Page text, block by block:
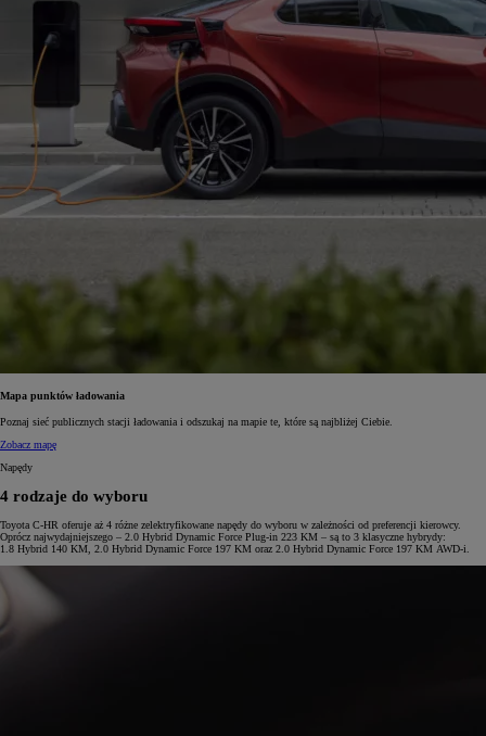
Mapa punktów ładowania
Poznaj sieć publicznych stacji ładowania i odszukaj na mapie te, które są najbliżej Ciebie.
Zobacz mapę
Napędy
4 rodzaje do wyboru
Toyota C-HR oferuje aż 4 różne zelektryfikowane napędy do wyboru w zależności od preferencji kierowcy.
Oprócz najwydajniejszego – 2.0 Hybrid Dynamic Force Plug-in 223 KM – są to 3 klasyczne hybrydy:
1.8 Hybrid 140 KM, 2.0 Hybrid Dynamic Force 197 KM oraz 2.0 Hybrid Dynamic Force 197 KM AWD-i.